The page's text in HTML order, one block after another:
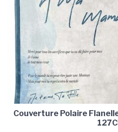
Couverture Polaire